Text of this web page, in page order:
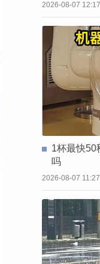
2026-08-07 12:17
1杯最快50
吗
2026-08-07 11:27